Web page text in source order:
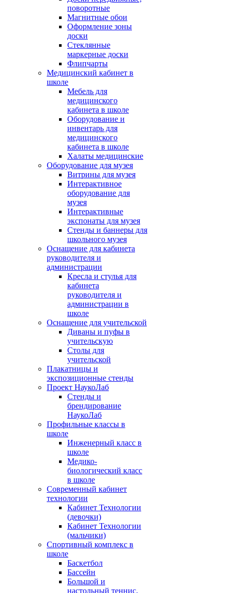
поворотные
Магнитные обои
Оформление зоны
доски
Стеклянные
маркерные доски
Флипчарты
Медицинский кабинет в
школе
Мебель для
медицинского
кабинета в школе
Оборудование и
инвентарь для
медицинского
кабинета в школе
Халаты медицинские
Оборудование для музея
Витрины для музея
Интерактивное
оборудование для
музея
Интерактивные
экспонаты для музея
Стенды и баннеры для
школьного музея
Оснащение для кабинета
руководителя и
администрации
Кресла и стулья для
кабинета
руководителя и
администрации в
школе
Оснащение для учительской
Диваны и пуфы в
учительскую
Столы для
учительской
Плакатницы и
экспозиционные стенды
Проект НаукоЛаб
Стенды и
брендирование
НаукоЛаб
Профильные классы в
школе
Инженерный класс в
школе
Медико-
биологический класс
в школе
Современный кабинет
технологии
Кабинет Технологии
(девочки)
Кабинет Технологии
(мальчики)
Спортивный комплекс в
школе
Баскетбол
Бассейн
Большой и
настольный теннис,